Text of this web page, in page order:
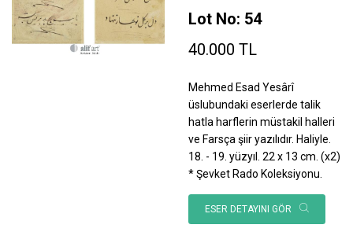
Lot No: 54
40.000 TL
Mehmed Esad Yesârî
üslubundaki eserlerde talik
hatla harflerin müstakil halleri
ve Farsça şiir yazılıdır. Haliyle.
18. - 19. yüzyıl. 22 x 13 cm. (x2)
* Şevket Rado Koleksiyonu.
ESER DETAYINI GÖR